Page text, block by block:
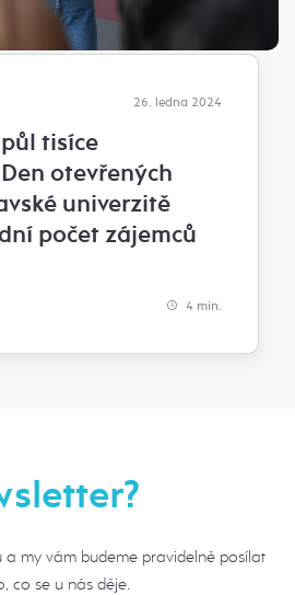
26. ledna 2024
tisíce
otevřených
univerzitě
počet zájemců
4 min.
a my vám budeme pravidelně posílat
co se u nás děje.